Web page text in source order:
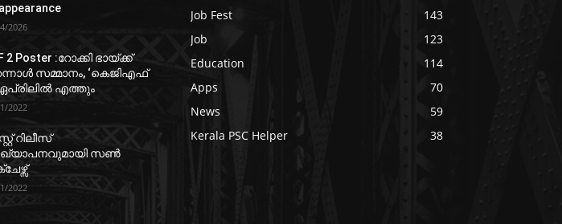
2026
2 Poster :റോക്കി ഭായ്ക്ക്
സമ്മാനം, ‘കെജിഎഫ്
ഏപ്രിലിൽ എത്തും
2022
റിലീസ്
സണ്‍
2022
Job Fest
143
Job
123
Education
114
Apps
70
News
59
Kerala PSC Helper
38